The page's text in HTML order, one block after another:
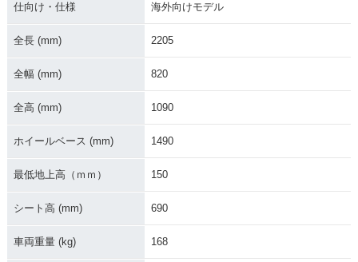
仕向け・仕様 海外向けモデル
全長 (mm) 2205
全幅 (mm) 820
全高 (mm) 1090
ホイールベース (mm) 1490
最低地上高（ｍｍ） 150
シート高 (mm) 690
車両重量 (kg) 168